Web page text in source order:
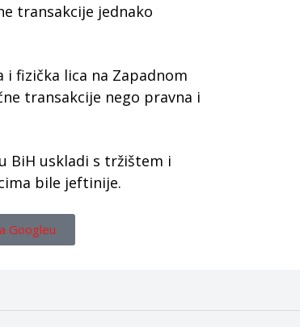
transakcije jednako
fizička lica na Zapadnom
transakcije nego pravna i
BiH uskladi s tržištem i
bile jeftinije.
Googleu